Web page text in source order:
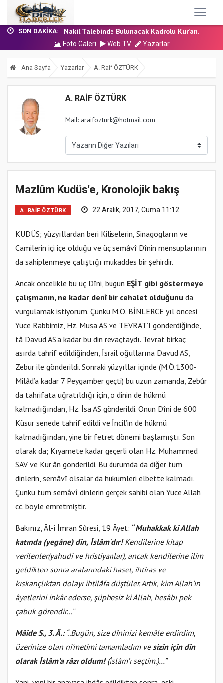
SON DAKIKA:
24 Temmuz 2026 - Cuma Hutbesi
7 Ağustos 2026 - Cuma Hutbesi
Nakil Talebinde Bulunacak Kadrolu Kur’an...
Aşçı Alımı (Kurum İçi) Sınavı (Sözlü) So...
24 Temmuz 2026 - Cuma Hutbesi
7 Ağustos 2026 - Cuma Hutbesi
Foto Galeri Web TV Yazarlar
Ana Sayfa Yazarlar A. Raif ÖZTÜRK
A. RAIF ÖZTÜRK
Mail: araifozturk@hotmail.com
Mazlûm Kudüs'e, Kronolojik bakış
A. RAIF ÖZTÜRK 22 Aralık, 2017, Cuma 11:12
KUDÜS; yüzyıllardan beri Kiliselerin, Sinagogların ve
Camilerin içi içe olduğu ve üç semâvî Dînin mensuplarının
da sahiplenmeye çalıştığı mukaddes bir şehirdir.
Ancak öncelikle bu üç Dîni, bugün EŞİT gibi göstermeye
çalışmanın, ne kadar denî bir cehalet olduğunu da
vurgulamak istiyorum. Çünkü M.Ö. BİNLERCE yıl öncesi
Yüce Rabbimiz, Hz. Musa AS ve TEVRAT’I gönderdiğinde,
tâ Davud AS’a kadar bu din revaçtaydı. Tevrat birkaç
asırda tahrif edildiğinden, İsrail oğullarına Davud AS,
Zebur ile gönderildi. Sonraki yüzyıllar içinde (M.Ö.1300-
Milâd’a kadar 7 Peygamber geçti) bu uzun zamanda, Zebûr
da tahrifata uğratıldığı için, o dinin de hükmü
kalmadığından, Hz. İsa AS gönderildi. Onun Dîni de 600
Küsur senede tahrif edildi ve İncil’in de hükmü
kalmadığından, yine bir fetret dönemi başlamıştı. Son
olarak da; Kıyamete kadar geçerli olan Hz. Muhammed
SAV ve Kur’ân gönderildi. Bu durumda da diğer tüm
dinlerin, semâvî olsalar da hükümleri elbette kalmadı.
Çünkü tüm semâvî dinlerin gerçek sahibi olan Yüce Allah
cc. böyle emretmiştir.
Bakınız, Âl-i İmran Sûresi, 19. Âyet: “Muhakkak ki Allah
katında (yegâne) din, İslâm'dır!Kendilerine kitap
verilenler(yahudi ve hristiyanlar), ancak kendilerine ilim
geldikten sonra aralarındaki haset, ihtiras ve
kıskançlıktan dolayı ihtilâfa düştüler. Artık, kim Allah'ın
âyetlerini inkâr ederse, şüphesiz ki Allah, hesâbı pek
çabuk görendir…”
Mâide S., 3. Â.:“..Bugün, size dîninizi kemâle erdirdim,
üzerinize olan ni'metimi tamamladım vesizin için din
olarak İslâm'a râzı oldum!(İslâm’ı seçtim.)…”